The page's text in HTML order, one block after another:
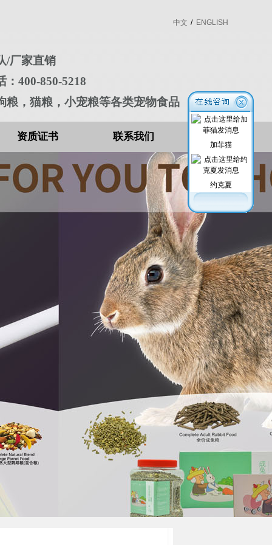
中文 / ENGLISH
/厂家直销
：400-850-5218
粮，猫粮，小宠粮等各类宠物食品
资质证书 联系我们
加菲猫
约克夏